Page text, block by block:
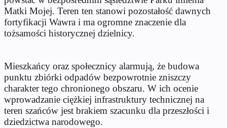
Matki Mojej. Teren ten stanowi pozostałość dawnych
fortyfikacji Wawra i ma ogromne znaczenie dla
tożsamości historycznej dzielnicy.
Mieszkańcy oraz społecznicy alarmują, że budowa
punktu zbiórki odpadów bezpowrotnie zniszczy
charakter tego chronionego obszaru. W ich ocenie
wprowadzanie ciężkiej infrastruktury technicznej na
teren szańców jest brakiem szacunku dla przeszłości i
dziedzictwa narodowego.